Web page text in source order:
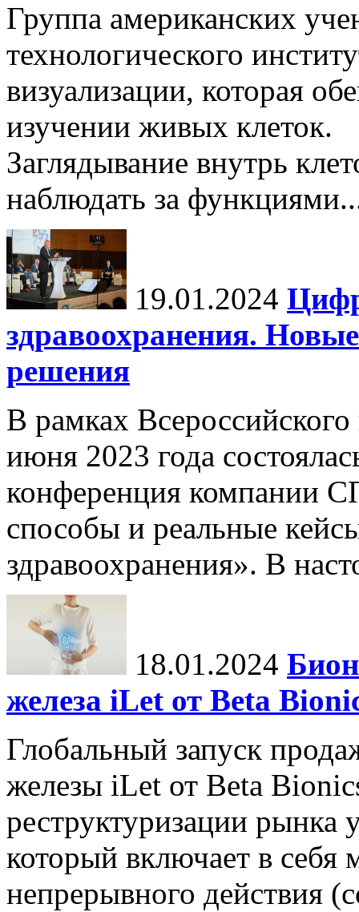
Группа американских
технологического
визуализации, которая
изучении живых клеток.
Заглядывание внутрь
наблюдать за
19.01.2024
здравоохранения.
решения
В рамках
июня 2023 года
конференция компании
способы и реальные
здравоохранения». В
18.01.2024
железа iLet от Beta
Глобальный запуск
железы iLet от Beta
реструктуризации рынка
который включает в
непрерывного действия